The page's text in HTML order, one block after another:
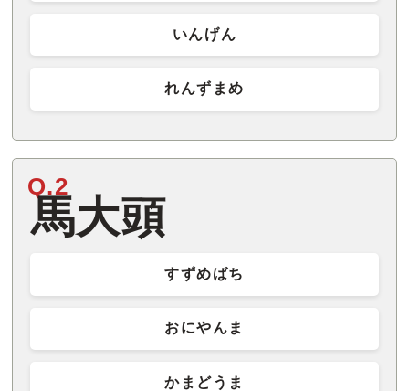
いんげん
れんずまめ
Q.2
馬大頭
すずめばち
おにやんま
かまどうま